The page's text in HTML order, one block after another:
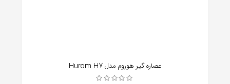
عصاره گیر هوروم مدل Hurom H7